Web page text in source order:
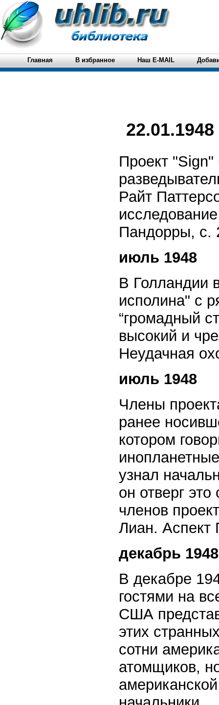
Главная В избранное Наш E-MAIL
22.01.1948
Проект "Sign"
Райт
Пандорры, с.
июль 1948
В Голландии
исполина" с
“громадный
высокий и
Неудачная
июль 1948
Члены
ранее
котором
узнал
он отверг
членов
Лиан. Аспект
декабрь 1948
В декабре
гостями на
США
этих
сотни
атомщиков,